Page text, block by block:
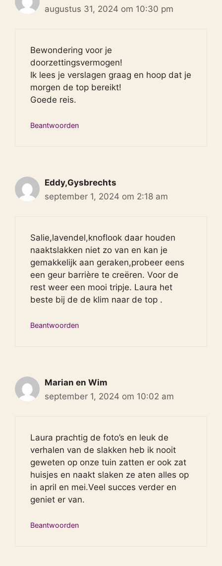
augustus 31, 2024 om 10:30 pm
Bewondering voor je
doorzettingsvermogen!
Ik lees je verslagen graag en hoop dat je
morgen de top bereikt!
Goede reis.
Beantwoorden
Eddy,Gysbrechts
september 1, 2024 om 2:18 am
Salie,lavendel,knoflook daar houden
naaktslakken niet zo van en kan je
gemakkelijk aan geraken,probeer eens
een geur barrière te creëren. Voor de
rest weer een mooi tripje. Laura het
beste bij de de klim naar de top .
Beantwoorden
Marian en Wim
september 1, 2024 om 10:02 am
Laura prachtig de foto’s en leuk de
verhalen van de slakken heb ik nooit
geweten op onze tuin zatten er ook zat
huisjes en naakt slaken ze aten alles op
in april en mei.Veel succes verder en
geniet er van.
Beantwoorden